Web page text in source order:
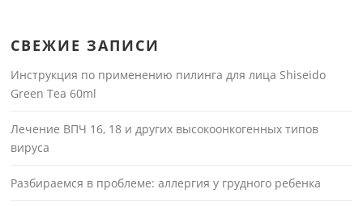
СВЕЖИЕ ЗАПИСИ
Инструкция по применению пилинга для лица Shiseido
Green Tea 60ml
Лечение ВПЧ 16, 18 и других высокоонкогенных типов
вируса
Разбираемся в проблеме: аллергия у грудного ребенка